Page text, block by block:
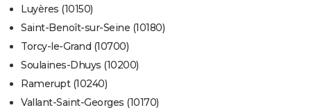
Luyères (10150)
Saint-Benoît-sur-Seine (10180)
Torcy-le-Grand (10700)
Soulaines-Dhuys (10200)
Ramerupt (10240)
Vallant-Saint-Georges (10170)